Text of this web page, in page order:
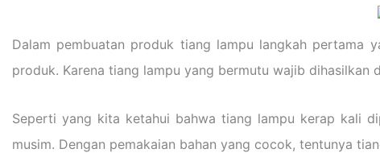
Dalam pembuatan produk tiang lampu langkah pertama
produk. Karena tiang lampu yang bermutu wajib
Seperti yang kita ketahui bahwa tiang lampu kerap kali
musim. Dengan pemakaian bahan yang cocok, tentunya